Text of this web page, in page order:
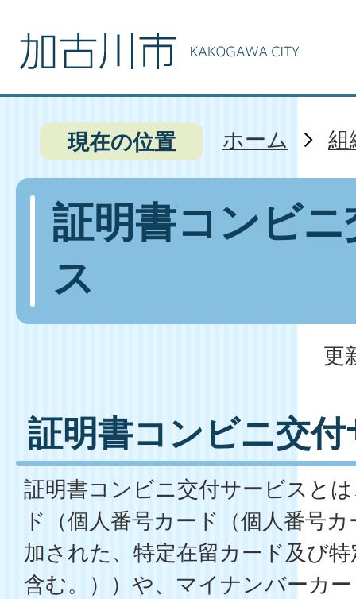
現在の位置 ホーム 組
証明書コンビ
ス
更
証明書コンビニ交
証明書コンビニ交付サービスと
ド（個人番号カード（個人番号
加された、特定在留カード及び
含む。））や、マイナンバーカ